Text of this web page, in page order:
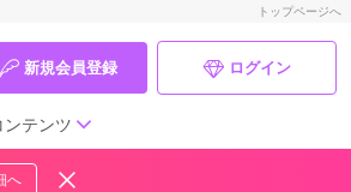
トップページへ
新規会員登録 ログイン
ンテンツ
へ